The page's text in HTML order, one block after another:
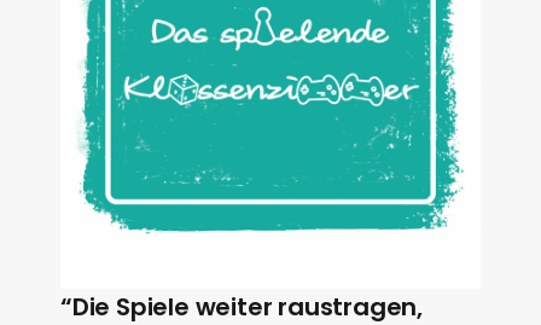
“Die Spiele weiter raustragen,